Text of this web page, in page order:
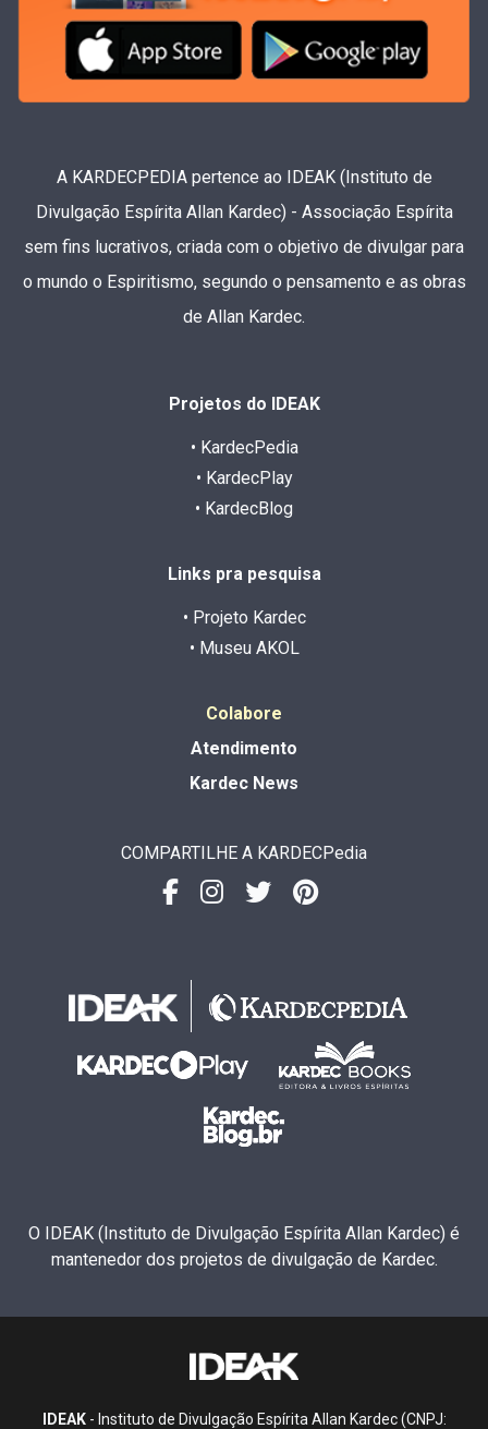
A KARDECPEDIA pertence ao IDEAK (Instituto de
Divulgação Espírita Allan Kardec) - Associação Espírita
sem fins lucrativos, criada com o objetivo de divulgar para
o mundo o Espiritismo, segundo o pensamento e as obras
de Allan Kardec.
Projetos do IDEAK
• KardecPedia
• KardecPlay
• KardecBlog
Links pra pesquisa
• Projeto Kardec
• Museu AKOL
Colabore
Atendimento
Kardec News
COMPARTILHE A KARDECPedia
O IDEAK (Instituto de Divulgação Espírita Allan Kardec) é
mantenedor dos projetos de divulgação de Kardec.
IDEAK- Instituto de Divulgação Espírita Allan Kardec (CNPJ: